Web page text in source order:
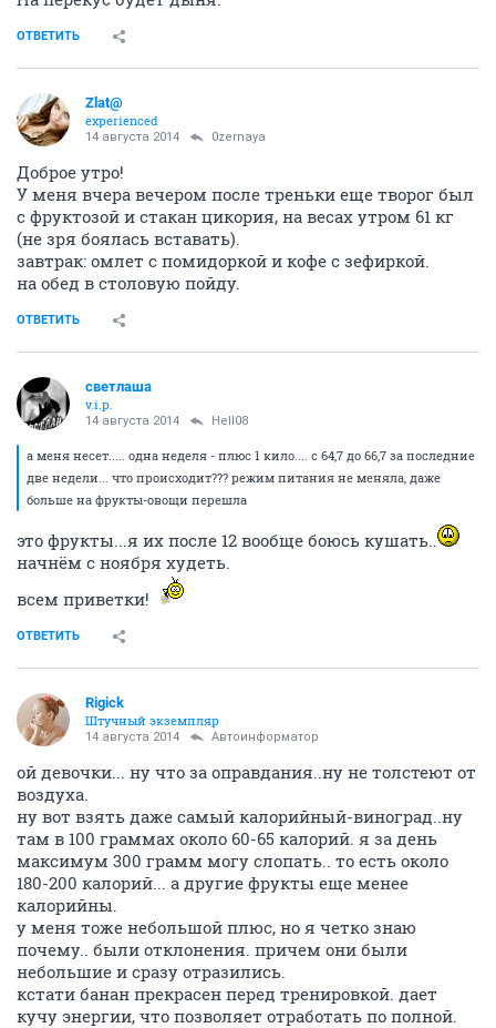
ОТВЕТИТЬ
Zlat@
experienced
14 августа 2014 0zernaya
Доброе утро!
У меня вчера вечером после треньки еще творог был
с фруктозой и стакан цикория, на весах утром 61 кг
(не зря боялась вставать).
завтрак: омлет с помидоркой и кофе с зефиркой.
на обед в столовую пойду.
ОТВЕТИТЬ
светлаша
v.i.p.
14 августа 2014 Hell08
а меня несет..... одна неделя - плюс 1 кило.... с 64,7 до 66,7 за последние
две недели... что происходит??? режим питания не меняла, даже
больше на фрукты-овощи перешла
это фрукты...я их после 12 вообще боюсь кушать..
начнём с ноября худеть.
всем приветки!
ОТВЕТИТЬ
Rigick
Штучный экземпляр
14 августа 2014 Автоинформатор
ой девочки... ну что за оправдания..ну не толстеют от
воздуха.
ну вот взять даже самый калорийный-виноград..ну
там в 100 граммах около 60-65 калорий. я за день
максимум 300 грамм могу слопать.. то есть около
180-200 калорий... а другие фрукты еще менее
калорийны.
у меня тоже небольшой плюс, но я четко знаю
почему.. были отклонения. причем они были
небольшие и сразу отразились.
кстати банан прекрасен перед тренировкой. дает
кучу энергии, что позволяет отработать по полной.